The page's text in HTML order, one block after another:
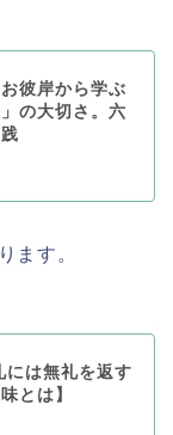
彼岸から学ぶ
の大切さ。六
ます。
には無礼を返す
とは】